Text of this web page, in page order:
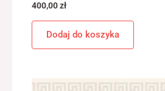
400,00zł
Dodaj do koszyka